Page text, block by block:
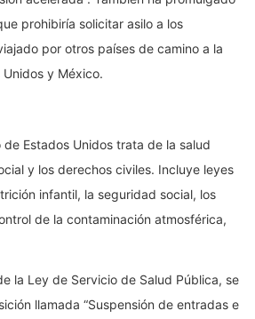
prohibiría solicitar asilo a los
por otros países de camino a la
y México.
Estados Unidos trata de la salud
y los derechos civiles. Incluye leyes
infantil, la seguridad social, los
de la contaminación atmosférica,
la Ley de Servicio de Salud Pública, se
llamada “Suspensión de entradas e